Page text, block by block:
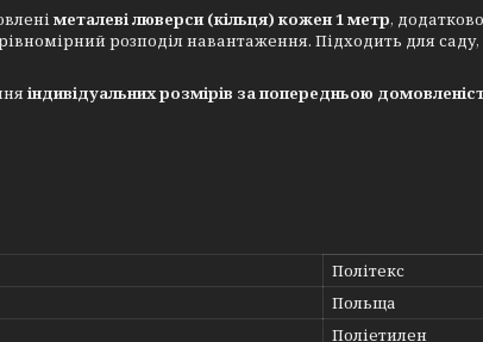
металеві люверси (кільця) кожен 1 метр,
розподіл навантаження. Підходить для саду,
індивідуальних розмірів за попередньою
Політекс
Польща
Поліетилен